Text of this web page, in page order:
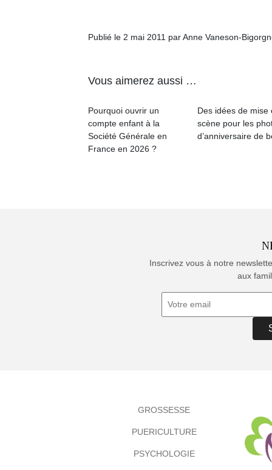
Publié le 2 mai 2011 par Anne Vaneson-
Vous aimerez aussi …
Pourquoi ouvrir un
compte enfant à la
Société Générale en
France en 2026 ?
Des idées de mise
scène pour les
d’anniversaire de
Inscrivez vous à notre
aux
GROSSESSE
PUERICULTURE
PSYCHOLOGIE